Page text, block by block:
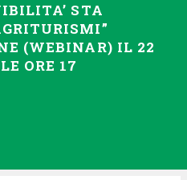
STA
(WEBINAR) IL 22
ORE 17